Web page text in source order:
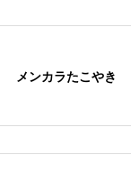
メンカラたこやき